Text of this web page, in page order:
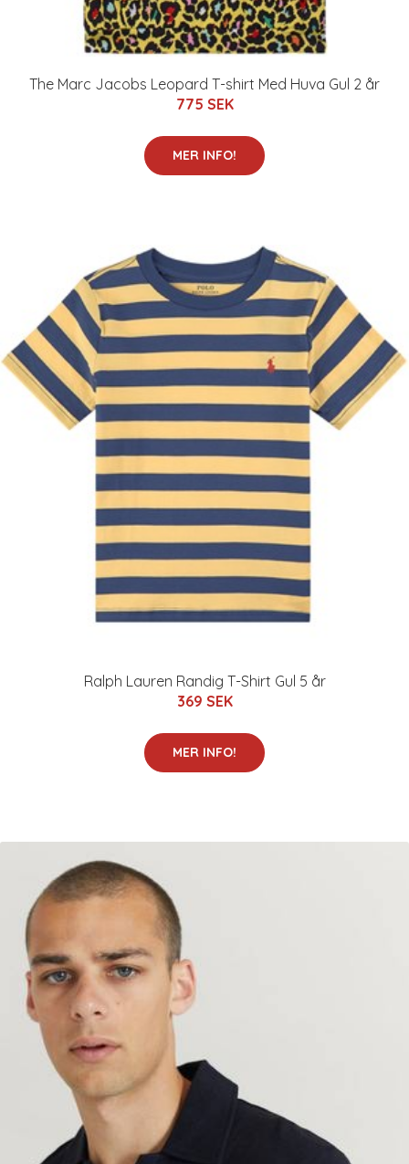
The Marc Jacobs Leopard T-shirt Med Huva Gul 2 år
775 SEK
MER INFO!
Ralph Lauren Randig T-Shirt Gul 5 år
369 SEK
MER INFO!